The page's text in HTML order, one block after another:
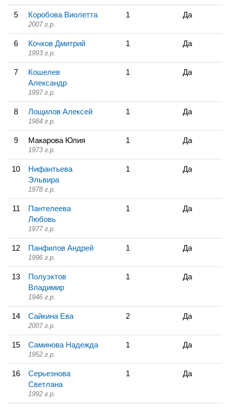
5 Коробова Виолетта
2007 г.р.
1 Да
6 Кочков Дмитрий
1993 г.р.
1 Да
7
Кошелев
Александр
1997 г.р.
1 Да
8 Лощилов Алексей
1984 г.р.
1 Да
9 Макарова Юлия
1973 г.р.
1 Да
10
Нифантьева
Эльвира
1978 г.р.
1 Да
11
Пантелеева
Любовь
1977 г.р.
1 Да
12 Панфилов Андрей
1996 г.р.
1 Да
13
Полуэктов
Владимир
1946 г.р.
1 Да
14 Сайкина Ева
2007 г.р.
2 Да
15 Саминова Надежда
1952 г.р.
1 Да
16
Серьезнова
Светлана
1992 г.р.
1 Да